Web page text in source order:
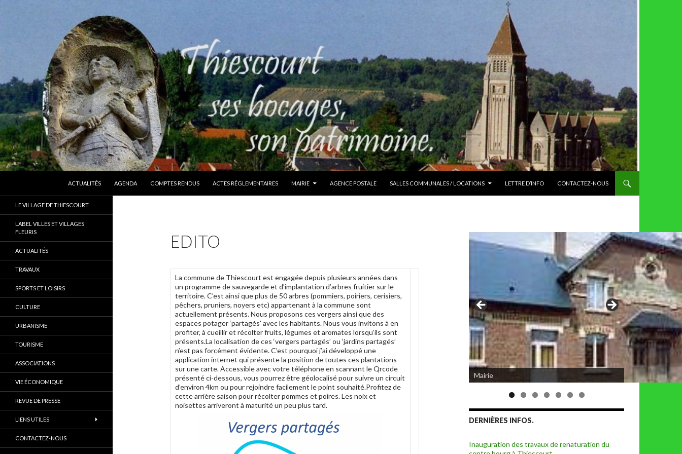
ACTUALITÉS
AGENDA COMPTES RENDUS ACTES RÉGLEMENTAIRES MAIRIE AGENCE POSTALE SALLES COMMUNALES / LOCATIONS LETTRE D’INFO CONTACTEZ-NOUS
EDITO
La commune de Thiescourt est engagée depuis plusieurs années dans
un programme de sauvegarde et d’implantation d’arbres fruitier sur le
territoire. C’est ainsi que plus de 50 arbres (pommiers, poiriers, cerisiers,
pêchers, pruniers, noyers etc) appartenant à la commune sont
actuellement présents. Nous proposons ces vergers ainsi que des
espaces potager ‘partagés’ avec les habitants. Nous vous invitons à en
profiter, à cueillir et récolter fruits, légumes et aromates lorsqu’ils sont
présents.La localisation de ces ‘vergers partagés’ ou ‘jardins partagés’
n’est pas forcément évidente. C’est pourquoi j’ai développé une
application internet qui présente la position de toutes ces plantations
sur une carte. Accessible avec votre téléphone en scannant le Qrcode
présenté ci-dessous, vous pourrez être géolocalisé pour suivre un circuit
d’environ 4km ou pour rejoindre facilement le point souhaité.Profitez de
cette arrière saison pour récolter pommes et poires. Les noix et
noisettes arriveront à maturité un peu plus tard.
Mairie
Eglise de Thiescourt détruite durant la
grande guerre
DERNIÈRES INFOS.
Inauguration des travaux de renaturation du
Thiescourt (Oise)
LE VILLAGE DE THIESCOURT
LABEL VILLES ET VILLAGES
FLEURIS
ACTUALITÉS
TRAVAUX
SPORTS ET LOISIRS
CULTURE
URBANISME
TOURISME
ASSOCIATIONS
VIE ÉCONOMIQUE
REVUE DE PRESSE
LIENS UTILES
CONTACTEZ-NOUS